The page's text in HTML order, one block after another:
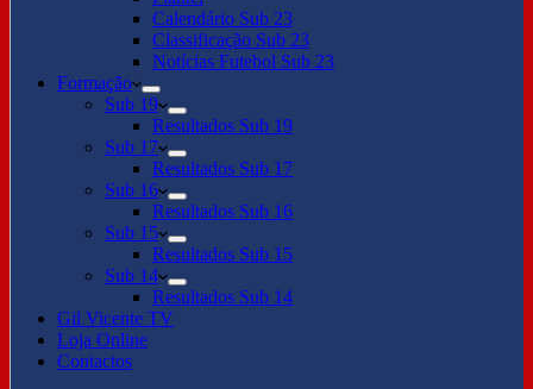
Calendário Sub 23
Classificação Sub 23
Notícias Futebol Sub 23
Formação
Sub 19
Resultados Sub 19
Sub 17
Resultados Sub 17
Sub 16
Resultados Sub 16
Sub 15
Resultados Sub 15
Sub 14
Resultados Sub 14
Gil Vicente TV
Loja Online
Contactos